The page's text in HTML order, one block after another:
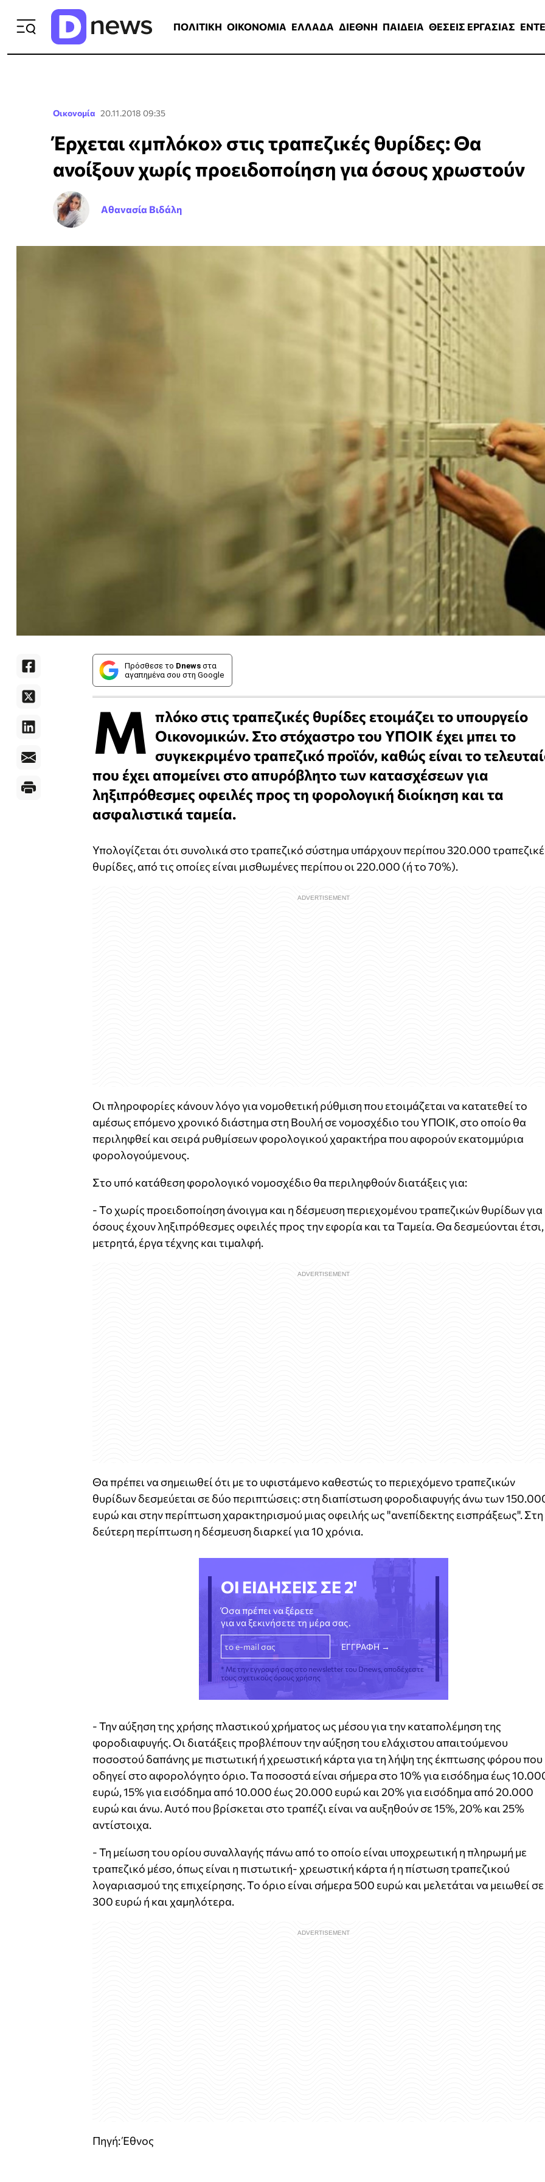
ΠΟΛΙΤΙΚΗ ΟΙΚΟΝΟΜΙΑ ΕΛΛΑΔΑ ΔΙΕΘΝΗ ΠΑΙΔΕΙΑ ΘΕΣΕΙΣ ΕΡΓΑΣΙΑΣ
Οικονομία 20.11.2018 09:35
Έρχεται «μπλόκο» στις τραπεζικές θυρίδες: Θα
ανοίξουν χωρίς προειδοποίηση για όσους χρωστούν
Αθανασία Βιδάλη
Πρόσθεσε το Dnews στα
αγαπημένα σου στη Google
Μ πλόκο στις τραπεζικές θυρίδες ετοιμάζει το υπουργείο
Οικονομικών. Στο στόχαστρο του ΥΠΟΙΚ έχει μπει το
συγκεκριμένο τραπεζικό προϊόν, καθώς είναι το
που έχει απομείνει στο απυρόβλητο των κατασχέσεων για
ληξιπρόθεσμες οφειλές προς τη φορολογική διοίκηση και τα
ασφαλιστικά ταμεία.
Υπολογίζεται ότι συνολικά στο τραπεζικό σύστημα υπάρχουν περίπου 320.000
θυρίδες, από τις οποίες είναι μισθωμένες περίπου οι 220.000 (ή το 70%).
Οι πληροφορίες κάνουν λόγο για νομοθετική ρύθμιση που ετοιμάζεται να κατατεθεί το
αμέσως επόμενο χρονικό διάστημα στη Βουλή σε νομοσχέδιο του ΥΠΟΙΚ, στο οποίο θα
περιληφθεί και σειρά ρυθμίσεων φορολογικού χαρακτήρα που αφορούν εκατομμύρια
φορολογούμενους.
Στο υπό κατάθεση φορολογικό νομοσχέδιο θα περιληφθούν διατάξεις για:
- Το χωρίς προειδοποίηση άνοιγμα και η δέσμευση περιεχομένου τραπεζικών θυρίδων για
όσους έχουν ληξιπρόθεσμες οφειλές προς την εφορία και τα Ταμεία. Θα δεσμεύονται έτσι,
μετρητά, έργα τέχνης και τιμαλφή.
Θα πρέπει να σημειωθεί ότι με το υφιστάμενο καθεστώς το περιεχόμενο τραπεζικών
θυρίδων δεσμεύεται σε δύο περιπτώσεις: στη διαπίστωση φοροδιαφυγής άνω των
ευρώ και στην περίπτωση χαρακτηρισμού μιας οφειλής ως "ανεπίδεκτης εισπράξεως". Στη
δεύτερη περίπτωση η δέσμευση διαρκεί για 10 χρόνια.
ΟΙ ΕΙΔΗΣΕΙΣ ΣΕ 2'
Όσα πρέπει να ξέρετε
για να ξεκινήσετε τη μέρα σας.
* Με την εγγραφή σας στο newsletter του Dnews, αποδέχεστε
τους σχετικούς όρους χρήσης
- Την αύξηση της χρήσης πλαστικού χρήματος ως μέσου για την καταπολέμηση της
φοροδιαφυγής. Οι διατάξεις προβλέπουν την αύξηση του ελάχιστου απαιτούμενου
ποσοστού δαπάνης με πιστωτική ή χρεωστική κάρτα για τη λήψη της έκπτωσης φόρου που
οδηγεί στο αφορολόγητο όριο. Τα ποσοστά είναι σήμερα στο 10% για εισόδημα έως
ευρώ, 15% για εισόδημα από 10.000 έως 20.000 ευρώ και 20% για εισόδημα από 20.000
ευρώ και άνω. Αυτό που βρίσκεται στο τραπέζι είναι να αυξηθούν σε 15%, 20% και 25%
αντίστοιχα.
- Τη μείωση του ορίου συναλλαγής πάνω από το οποίο είναι υποχρεωτική η πληρωμή με
τραπεζικό μέσο, όπως είναι η πιστωτική- χρεωστική κάρτα ή η πίστωση τραπεζικού
λογαριασμού της επιχείρησης. Το όριο είναι σήμερα 500 ευρώ και μελετάται να μειωθεί σε
300 ευρώ ή και χαμηλότερα.
Πηγή: Έθνος